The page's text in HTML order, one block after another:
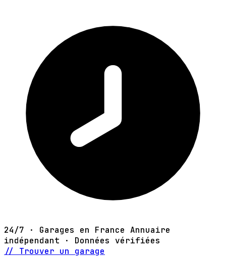
24/7 · Garages en France Annuaire
indépendant · Données vérifiées
// Trouver un garage